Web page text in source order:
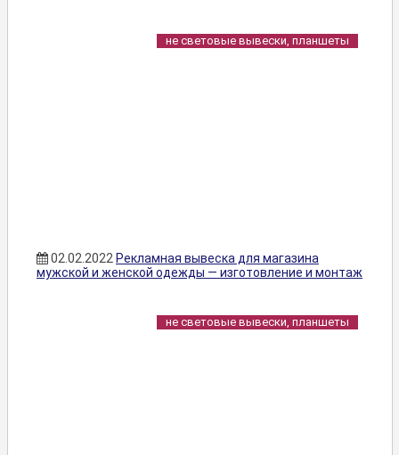
не световые вывески, планшеты
02.02.2022 Рекламная вывеска для магазина
мужской и женской одежды — изготовление и монтаж
не световые вывески, планшеты